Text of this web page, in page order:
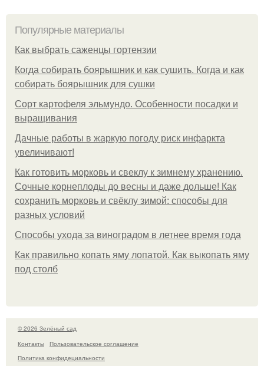
Популярные материалы
Как выбрать саженцы гортензии
Когда собирать боярышник и как сушить. Когда и как
собирать боярышник для сушки
Сорт картофеля эльмундо. Особенности посадки и
выращивания
Дачные работы в жаркую погоду риск инфаркта
увеличивают!
Как готовить морковь и свеклу к зимнему хранению.
Сочные корнеплоды до весны и даже дольше! Как
сохранить морковь и свёклу зимой: способы для
разных условий
Способы ухода за виноградом в летнее время года
Как правильно копать яму лопатой. Как выкопать яму
под столб
© 2026 Зелёный сад
Контакты
Пользовательское соглашение
Политика конфидециальности